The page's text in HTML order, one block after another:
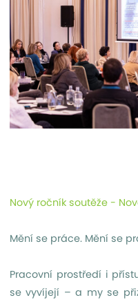
Nový ročník soutěže -
Mění se práce. Mění se
Pracovní prostředí i
se vyvíjejí – a my se